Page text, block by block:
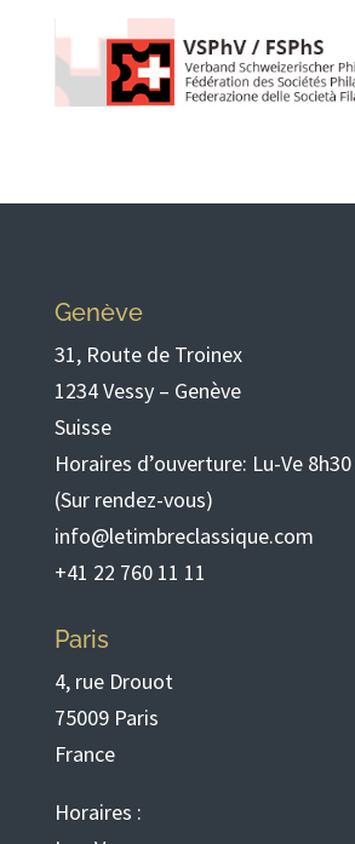
Genève
31, Route de Troinex
1234 Vessy – Genève
Suisse
Horaires d’ouverture: Lu-Ve
(Sur rendez-vous)
info@letimbreclassique.com
+41 22 760 11 11
Paris
4, rue Drouot
75009 Paris
France
Horaires :